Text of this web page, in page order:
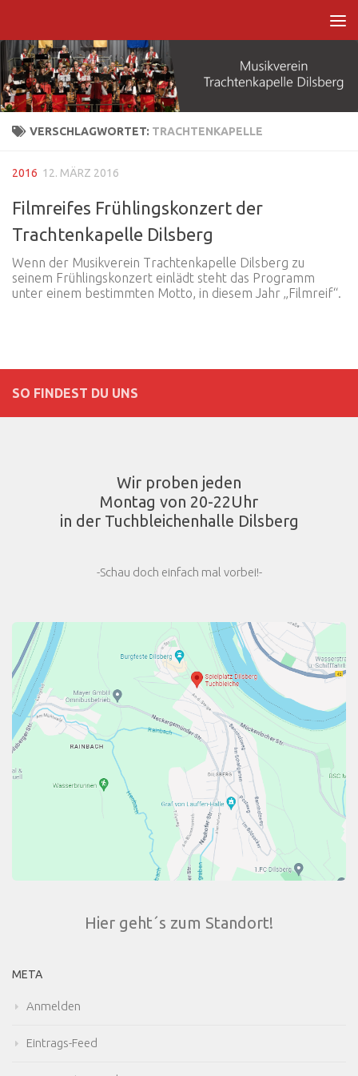
VERSCHLAGWORTET: TRACHTENKAPELLE
2016 12. MÄRZ 2016
Filmreifes Frühlingskonzert der
Trachtenkapelle Dilsberg
Wenn der Musikverein Trachtenkapelle Dilsberg zu
seinem Frühlingskonzert einlädt steht das Programm
unter einem bestimmten Motto, in diesem Jahr „Filmreif“.
SO FINDEST DU UNS
Wir proben jeden
Montag von 20-22Uhr
in der Tuchbleichenhalle Dilsberg
-Schau doch einfach mal vorbei!-
Hier geht´s zum Standort!
META
Anmelden
Eintrags-Feed